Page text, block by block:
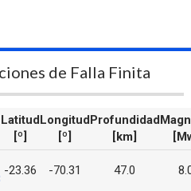
INICIO
FRECUENTES
de Falla Finita
Latitud
[º]
Longitud
[º]
Profundidad
[km]
-23.36 -70.31 47.0